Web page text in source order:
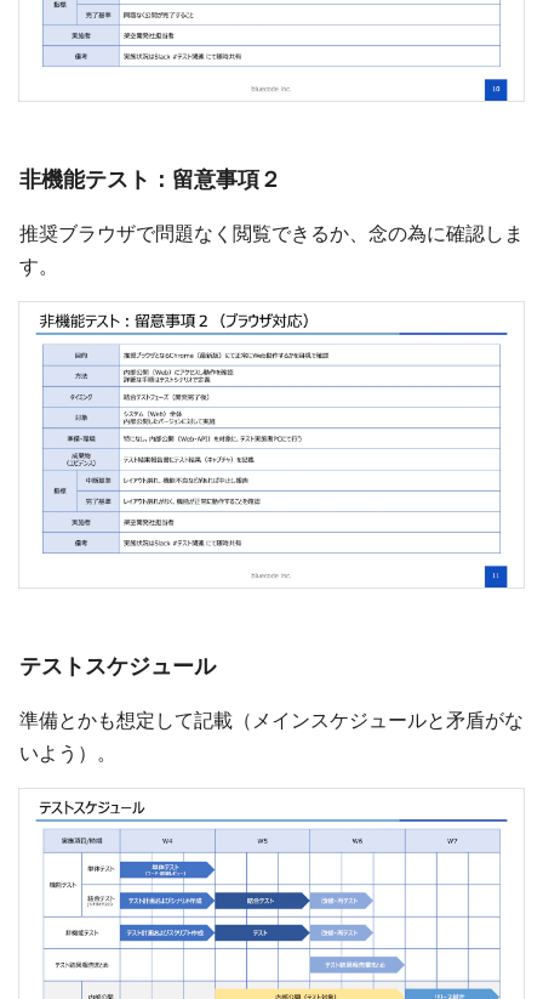
非機能テスト：留意事項２
推奨ブラウザで問題なく閲覧できるか、念の為に確認しま
す。
テストスケジュール
準備とかも想定して記載（メインスケジュールと矛盾がな
いよう）。